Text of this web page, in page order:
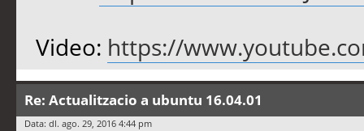
Video: https://
Re: Actualitzacio a ubuntu 16.04.01
Data: dl. ago. 29, 2016 4:44 pm